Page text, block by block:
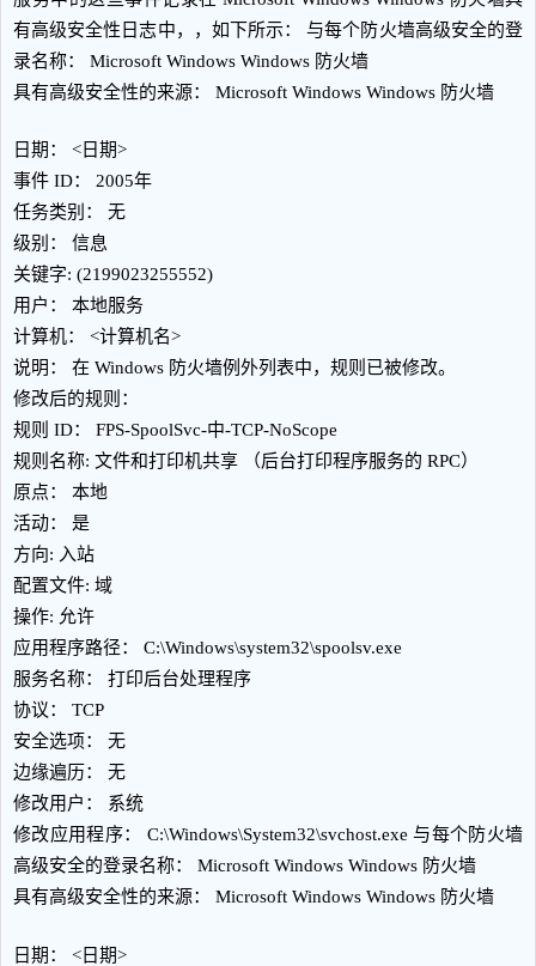
有高级安全性日志中，，如下所示： 与每个防火墙高级安全的登
录名称： Microsoft Windows Windows 防火墙
具有高级安全性的来源： Microsoft Windows Windows 防火墙
日期： <日期>
事件 ID： 2005年
任务类别： 无
级别： 信息
关键字: (2199023255552)
用户： 本地服务
计算机： <计算机名>
说明： 在 Windows 防火墙例外列表中，规则已被修改。
修改后的规则：
规则 ID： FPS-SpoolSvc-中-TCP-NoScope
规则名称: 文件和打印机共享 （后台打印程序服务的 RPC）
原点： 本地
活动： 是
方向: 入站
配置文件: 域
操作: 允许
应用程序路径： C:\Windows\system32\spoolsv.exe
服务名称： 打印后台处理程序
协议： TCP
安全选项： 无
边缘遍历： 无
修改用户： 系统
修改应用程序： C:\Windows\System32\svchost.exe 与每个防火墙
高级安全的登录名称： Microsoft Windows Windows 防火墙
具有高级安全性的来源： Microsoft Windows Windows 防火墙
日期： <日期>